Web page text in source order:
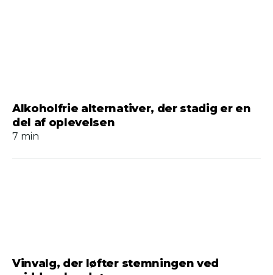
Alkoholfrie alternativer, der stadig er en
del af oplevelsen
7 min
Vinvalg, der løfter stemningen ved